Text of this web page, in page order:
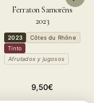
Ferraton Samorëns
2023
2023
Côtes du Rhône
Tinto
Afrutados y jugosos
Precio
habitual
9,50€